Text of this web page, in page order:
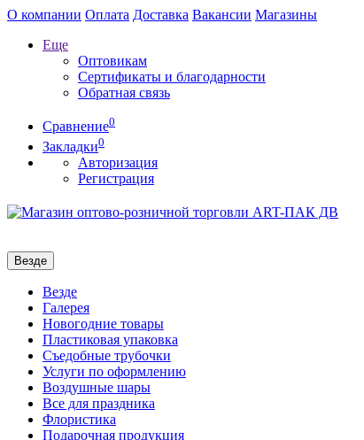
О компании Оплата Доставка Вакансии Магазины
Еще
Оптовикам
Сертификаты и благодарности
Обратная связь
Сравнение0
Закладки0
Авторизация
Регистрация
Везде
Везде
Галерея
Новогодние товары
Пластиковая упаковка
Съедобные трубочки
Услуги по оформлению
Воздушные шары
Все для праздника
Флористика
Подарочная продукция